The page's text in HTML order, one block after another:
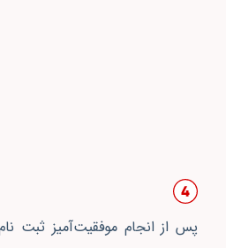
پس از انجام موفقیت‌آمیز ثبت